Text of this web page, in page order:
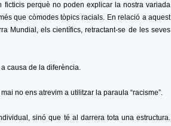
perquè no poden explicar la nostra variada
que còmodes tòpics racials. En relació a aquest
Mundial, els científics, retractant-se de les seves
causa de la diferència.
no ens atrevim a utilitzar la paraula “racisme”.
sinó que té al darrera tota una estructura.